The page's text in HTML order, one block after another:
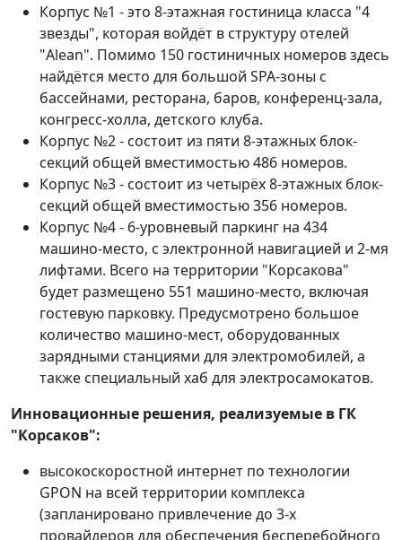
Корпус №1 - это 8-этажная гостиница класса "4
звезды", которая войдёт в структуру отелей
"Alean". Помимо 150 гостиничных номеров здесь
найдётся место для большой SPA-зоны с
бассейнами, ресторана, баров, конференц-зала,
конгресс-холла, детского клуба.
Корпус №2 - состоит из пяти 8-этажных блок-
секций общей вместимостью 486 номеров.
Корпус №3 - состоит из четырёх 8-этажных блок-
секций общей вместимостью 356 номеров.
Корпус №4 - 6-уровневый паркинг на 434
машино-место, с электронной навигацией и 2-мя
лифтами. Всего на территории "Корсакова"
будет размещено 551 машино-место, включая
гостевую парковку. Предусмотрено большое
количество машино-мест, оборудованных
зарядными станциями для электромобилей, а
также специальный хаб для электросамокатов.
Инновационные решения, реализуемые в ГК
"Корсаков":
высокоскоростной интернет по технологии
GPON на всей территории комплекса
(запланировано привлечение до 3-х
провайдеров для обеспечения бесперебойного